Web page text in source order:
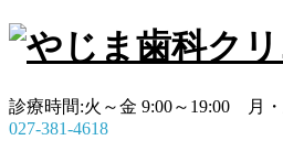
診療時間:火～金 9:00～19:00 月
027-381-4618